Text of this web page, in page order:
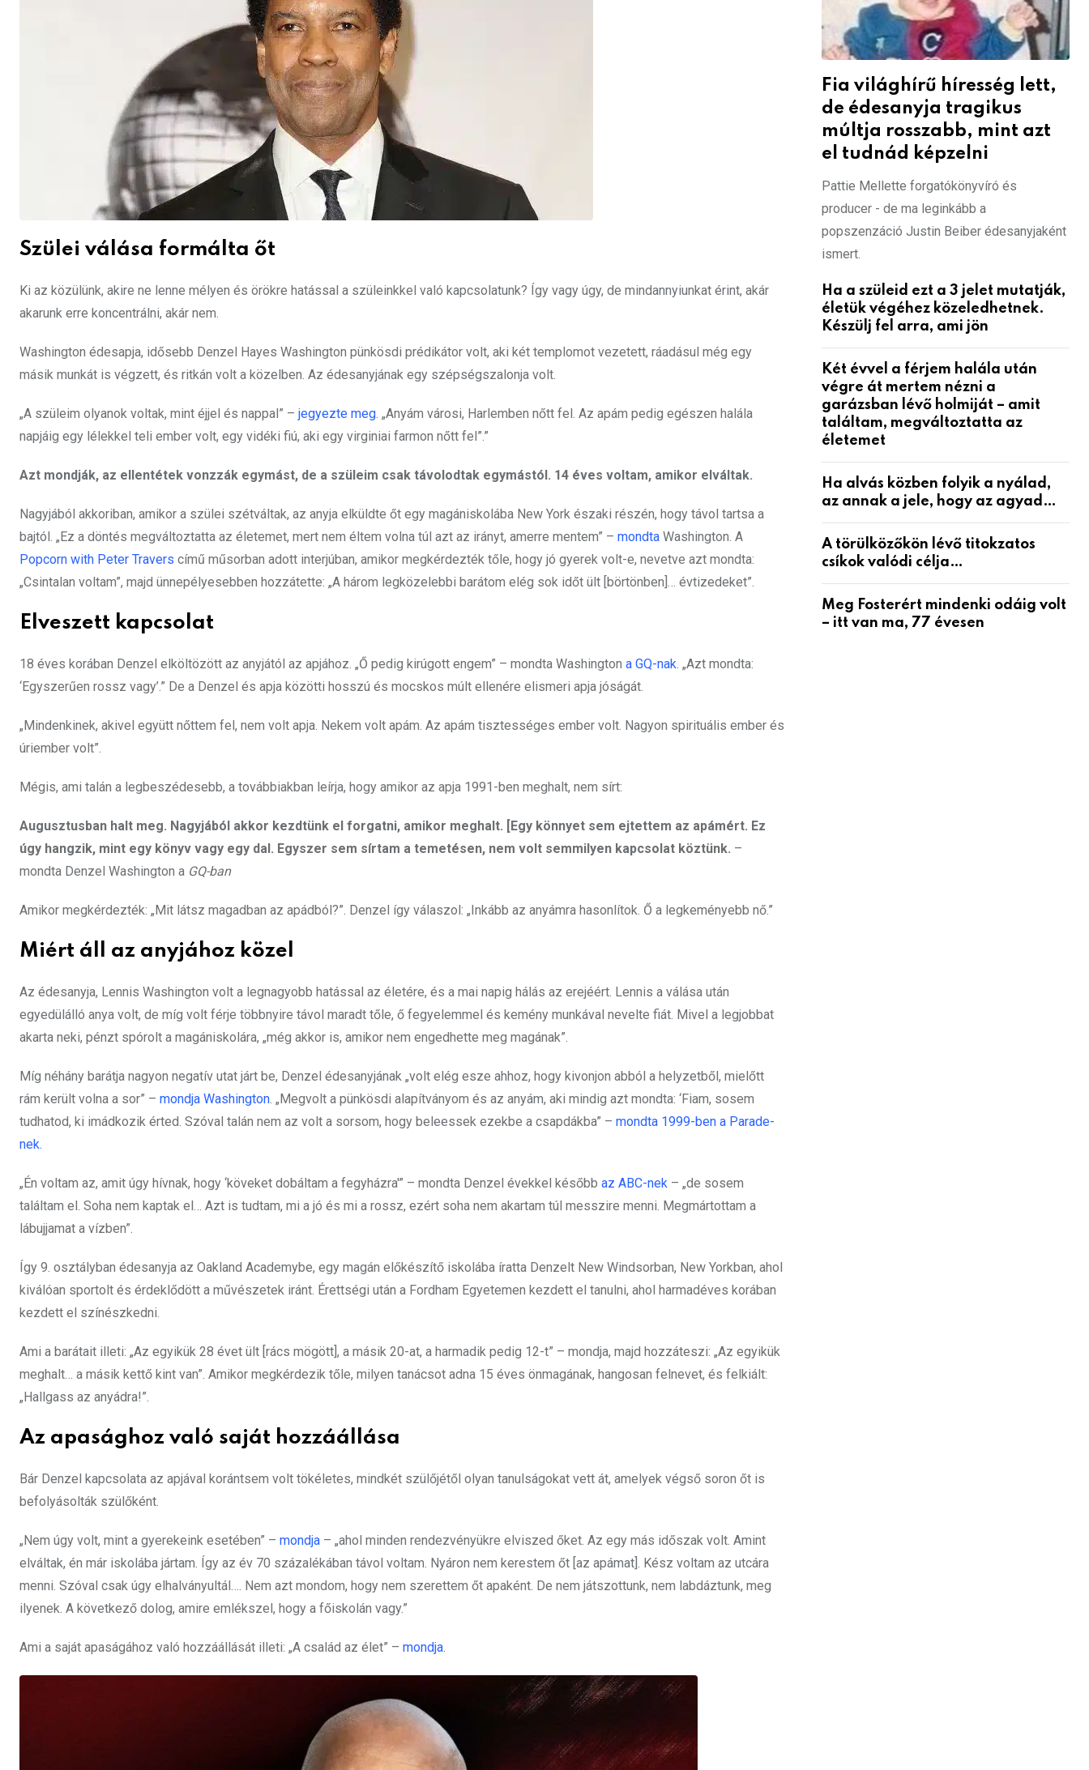
Szülei válása formálta őt
Ki az közülünk, akire ne lenne mélyen és örökre hatással a szüleinkkel való kapcsolatunk? Így vagy úgy, de mindannyiunkat érint, akár
akarunk erre koncentrálni, akár nem.
Washington édesapja, idősebb Denzel Hayes Washington pünkösdi prédikátor volt, aki két templomot vezetett, ráadásul még egy
másik munkát is végzett, és ritkán volt a közelben. Az édesanyjának egy szépségszalonja volt.
„A szüleim olyanok voltak, mint éjjel és nappal” – jegyezte meg. „Anyám városi, Harlemben nőtt fel. Az apám pedig egészen halála
napjáig egy lélekkel teli ember volt, egy vidéki fiú, aki egy virginiai farmon nőtt fel”.”
Azt mondják, az ellentétek vonzzák egymást, de a szüleim csak távolodtak egymástól. 14 éves voltam, amikor elváltak.
Nagyjából akkoriban, amikor a szülei szétváltak, az anyja elküldte őt egy magániskolába New York északi részén, hogy távol tartsa a
bajtól. „Ez a döntés megváltoztatta az életemet, mert nem éltem volna túl azt az irányt, amerre mentem” – mondta Washington. A
Popcorn with Peter Travers című műsorban adott interjúban, amikor megkérdezték tőle, hogy jó gyerek volt-e, nevetve azt mondta:
„Csintalan voltam”, majd ünnepélyesebben hozzátette: „A három legközelebbi barátom elég sok időt ült [börtönben]… évtizedeket”.
Elveszett kapcsolat
18 éves korában Denzel elköltözött az anyjától az apjához. „Ő pedig kirúgott engem” – mondta Washington a GQ-nak. „Azt mondta:
‘Egyszerűen rossz vagy’.” De a Denzel és apja közötti hosszú és mocskos múlt ellenére elismeri apja jóságát.
„Mindenkinek, akivel együtt nőttem fel, nem volt apja. Nekem volt apám. Az apám tisztességes ember volt. Nagyon spirituális ember és
úriember volt”.
Mégis, ami talán a legbeszédesebb, a továbbiakban leírja, hogy amikor az apja 1991-ben meghalt, nem sírt:
Augusztusban halt meg. Nagyjából akkor kezdtünk el forgatni, amikor meghalt. [Egy könnyet sem ejtettem az apámért. Ez
úgy hangzik, mint egy könyv vagy egy dal. Egyszer sem sírtam a temetésen, nem volt semmilyen kapcsolat köztünk. –
mondta Denzel Washington a GQ-ban
Amikor megkérdezték: „Mit látsz magadban az apádból?”. Denzel így válaszol: „Inkább az anyámra hasonlítok. Ő a legkeményebb nő.”
Miért áll az anyjához közel
Az édesanyja, Lennis Washington volt a legnagyobb hatással az életére, és a mai napig hálás az erejéért. Lennis a válása után
egyedülálló anya volt, de míg volt férje többnyire távol maradt tőle, ő fegyelemmel és kemény munkával nevelte fiát. Mivel a legjobbat
akarta neki, pénzt spórolt a magániskolára, „még akkor is, amikor nem engedhette meg magának”.
Míg néhány barátja nagyon negatív utat járt be, Denzel édesanyjának „volt elég esze ahhoz, hogy kivonjon abból a helyzetből, mielőtt
rám került volna a sor” – mondja Washington. „Megvolt a pünkösdi alapítványom és az anyám, aki mindig azt mondta: ‘Fiam, sosem
tudhatod, ki imádkozik érted. Szóval talán nem az volt a sorsom, hogy beleessek ezekbe a csapdákba” – mondta 1999-ben a Parade-
nek.
„Én voltam az, amit úgy hívnak, hogy ‘köveket dobáltam a fegyházra'” – mondta Denzel évekkel később az ABC-nek – „de sosem
találtam el. Soha nem kaptak el… Azt is tudtam, mi a jó és mi a rossz, ezért soha nem akartam túl messzire menni. Megmártottam a
lábujjamat a vízben”.
Így 9. osztályban édesanyja az Oakland Academybe, egy magán előkészítő iskolába íratta Denzelt New Windsorban, New Yorkban, ahol
kiválóan sportolt és érdeklődött a művészetek iránt. Érettségi után a Fordham Egyetemen kezdett el tanulni, ahol harmadéves korában
kezdett el színészkedni.
Ami a barátait illeti: „Az egyikük 28 évet ült [rács mögött], a másik 20-at, a harmadik pedig 12-t” – mondja, majd hozzáteszi: „Az egyikük
meghalt… a másik kettő kint van”. Amikor megkérdezik tőle, milyen tanácsot adna 15 éves önmagának, hangosan felnevet, és felkiált:
„Hallgass az anyádra!”.
Az apasághoz való saját hozzáállása
Bár Denzel kapcsolata az apjával korántsem volt tökéletes, mindkét szülőjétől olyan tanulságokat vett át, amelyek végső soron őt is
befolyásolták szülőként.
„Nem úgy volt, mint a gyerekeink esetében” – mondja – „ahol minden rendezvényükre elviszed őket. Az egy más időszak volt. Amint
elváltak, én már iskolába jártam. Így az év 70 százalékában távol voltam. Nyáron nem kerestem őt [az apámat]. Kész voltam az utcára
menni. Szóval csak úgy elhalványultál…. Nem azt mondom, hogy nem szerettem őt apaként. De nem játszottunk, nem labdáztunk, meg
ilyenek. A következő dolog, amire emlékszel, hogy a főiskolán vagy.”
Ami a saját apaságához való hozzáállását illeti: „A család az élet” – mondja.
Fia világhírű híresség lett,
de édesanyja tragikus
múltja rosszabb, mint azt
el tudnád képzelni
Pattie Mellette forgatókönyvíró és
producer - de ma leginkább a
popszenzáció Justin Beiber édesanyjaként
ismert.
Ha a szüleid ezt a 3 jelet mutatják,
életük végéhez közeledhetnek.
Készülj fel arra, ami jön
Két évvel a férjem halála után
végre át mertem nézni a
garázsban lévő holmiját – amit
találtam, megváltoztatta az
életemet
Ha alvás közben folyik a nyálad,
az annak a jele, hogy az agyad…
A törülközőkön lévő titokzatos
csíkok valódi célja…
Meg Fosterért mindenki odáig volt
– itt van ma, 77 évesen